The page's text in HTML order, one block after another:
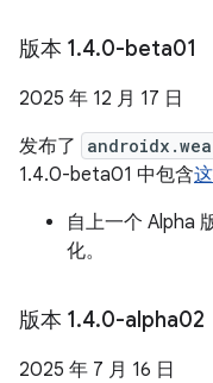
版本 1.4.0-beta01
2025 年 12 月 17 日
发布了
1.4.0-beta01 中包含
自上一个 Alpha
化。
版本 1.4.0-alpha02
2025 年 7 月 16 日